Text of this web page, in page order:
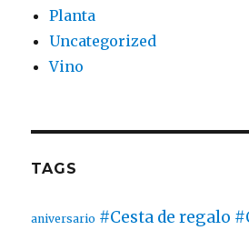
Planta
Uncategorized
Vino
TAGS
aniversario #Cesta de regalo